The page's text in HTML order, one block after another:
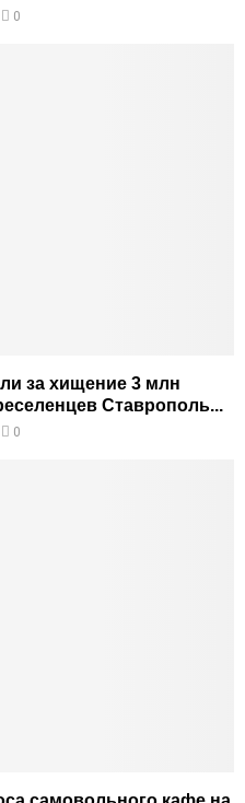
0
за хищение 3 млн
Ставрополь...
0